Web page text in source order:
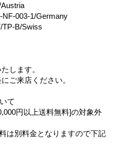
003-1/Germany
TP-B/Swiss
します。
ご来店ください。
て
円以上送料無料]の対象外
は別料金となりますので下記